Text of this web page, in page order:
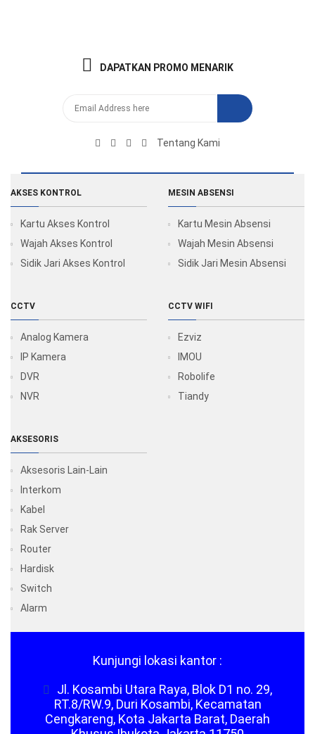
DAPATKAN PROMO MENARIK
Tentang Kami
AKSES KONTROL
Kartu Akses Kontrol
Wajah Akses Kontrol
Sidik Jari Akses Kontrol
MESIN ABSENSI
Kartu Mesin Absensi
Wajah Mesin Absensi
Sidik Jari Mesin Absensi
CCTV
Analog Kamera
IP Kamera
DVR
NVR
CCTV WIFI
Ezviz
IMOU
Robolife
Tiandy
AKSESORIS
Aksesoris Lain-Lain
Interkom
Kabel
Rak Server
Router
Hardisk
Switch
Alarm
Kunjungi lokasi kantor :
Jl. Kosambi Utara Raya, Blok D1 no. 29,
RT.8/RW.9, Duri Kosambi, Kecamatan
Cengkareng, Kota Jakarta Barat, Daerah